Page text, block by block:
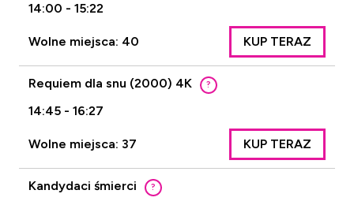
14:00 - 15:22
Wolne miejsca: 40 KUP TERAZ
Requiem dla snu (2000) 4K ?
14:45 - 16:27
Wolne miejsca: 37 KUP TERAZ
Kandydaci śmierci ?